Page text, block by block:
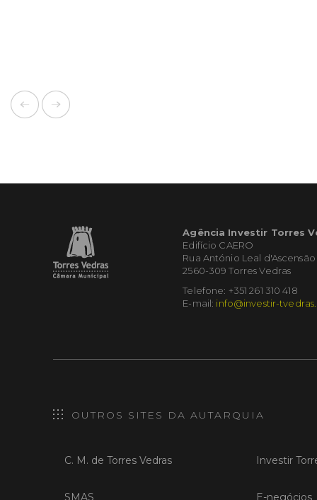
Agência Investir Torres
Edifício CAERO
Rua António Leal d'Ascensão
2560-309 Torres Vedras
Telefone: +351 261 310 418
E-mail: info@investir-
OUTROS SITES DA AUTARQUIA
C. M. de Torres Vedras
SMAS
Investir
E-negócios